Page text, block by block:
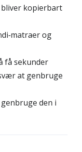
bliver kopierbart
og
få sekunder
at genbruge
den i